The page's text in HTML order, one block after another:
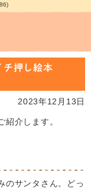
チ押し絵本
2023年12月13日
介します。
のサンタさん。どっ